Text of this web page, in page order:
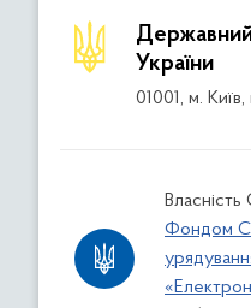
Державний
України
01001, м.
Фондом